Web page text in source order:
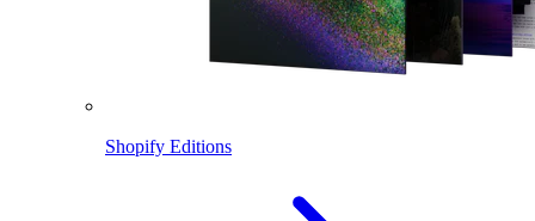
Shopify Editions